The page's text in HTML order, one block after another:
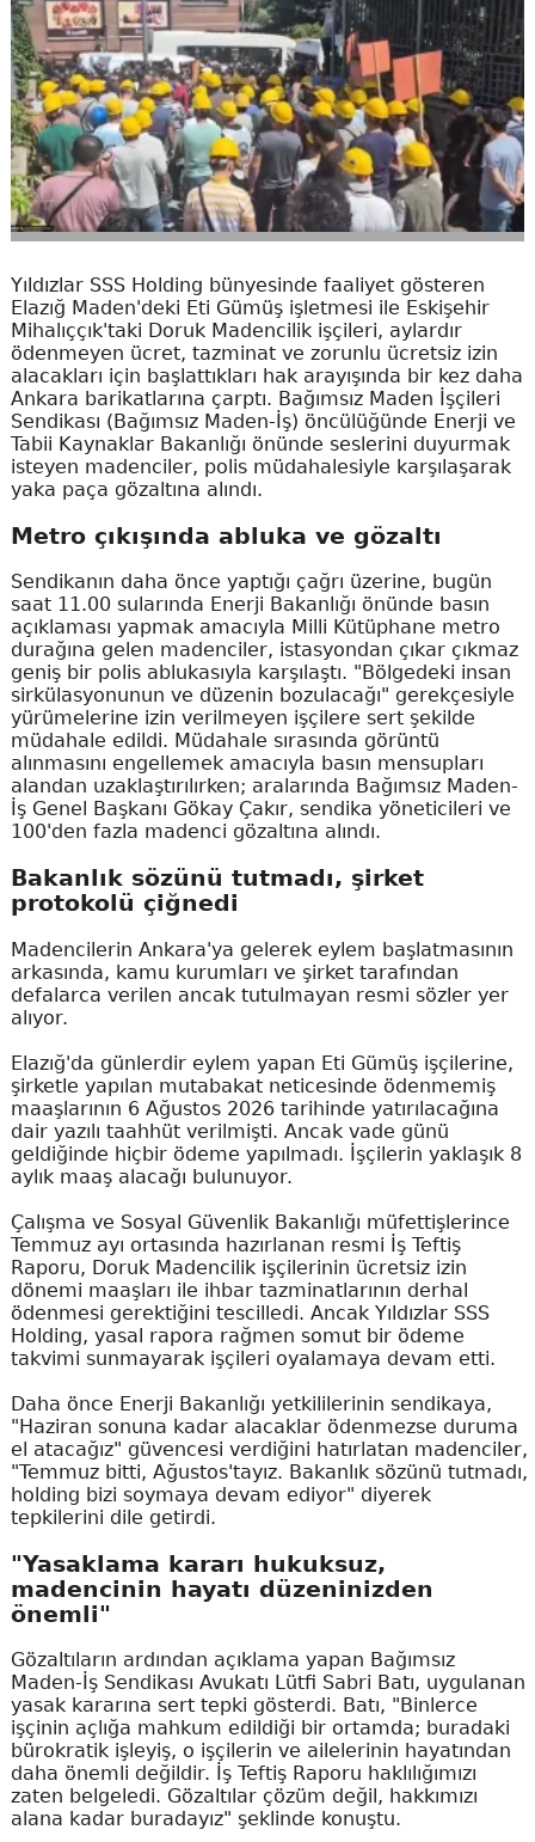
Yıldızlar SSS Holding bünyesinde faaliyet gösteren
Elazığ Maden'deki Eti Gümüş işletmesi ile Eskişehir
Mihalıççık'taki Doruk Madencilik işçileri, aylardır
ödenmeyen ücret, tazminat ve zorunlu ücretsiz izin
alacakları için başlattıkları hak arayışında bir kez daha
Ankara barikatlarına çarptı. Bağımsız Maden İşçileri
Sendikası (Bağımsız Maden-İş) öncülüğünde Enerji ve
Tabii Kaynaklar Bakanlığı önünde seslerini duyurmak
isteyen madenciler, polis müdahalesiyle karşılaşarak
yaka paça gözaltına alındı.
Metro çıkışında abluka ve gözaltı
Sendikanın daha önce yaptığı çağrı üzerine, bugün
saat 11.00 sularında Enerji Bakanlığı önünde basın
açıklaması yapmak amacıyla Milli Kütüphane metro
durağına gelen madenciler, istasyondan çıkar çıkmaz
geniş bir polis ablukasıyla karşılaştı. "Bölgedeki insan
sirkülasyonunun ve düzenin bozulacağı" gerekçesiyle
yürümelerine izin verilmeyen işçilere sert şekilde
müdahale edildi. Müdahale sırasında görüntü
alınmasını engellemek amacıyla basın mensupları
alandan uzaklaştırılırken; aralarında Bağımsız Maden-
İş Genel Başkanı Gökay Çakır, sendika yöneticileri ve
100'den fazla madenci gözaltına alındı.
Bakanlık sözünü tutmadı, şirket
protokolü çiğnedi
Madencilerin Ankara'ya gelerek eylem başlatmasının
arkasında, kamu kurumları ve şirket tarafından
defalarca verilen ancak tutulmayan resmi sözler yer
alıyor.
Elazığ'da günlerdir eylem yapan Eti Gümüş işçilerine,
şirketle yapılan mutabakat neticesinde ödenmemiş
maaşlarının 6 Ağustos 2026 tarihinde yatırılacağına
dair yazılı taahhüt verilmişti. Ancak vade günü
geldiğinde hiçbir ödeme yapılmadı. İşçilerin yaklaşık 8
aylık maaş alacağı bulunuyor.
Çalışma ve Sosyal Güvenlik Bakanlığı müfettişlerince
Temmuz ayı ortasında hazırlanan resmi İş Teftiş
Raporu, Doruk Madencilik işçilerinin ücretsiz izin
dönemi maaşları ile ihbar tazminatlarının derhal
ödenmesi gerektiğini tescilledi. Ancak Yıldızlar SSS
Holding, yasal rapora rağmen somut bir ödeme
takvimi sunmayarak işçileri oyalamaya devam etti.
Daha önce Enerji Bakanlığı yetkililerinin sendikaya,
"Haziran sonuna kadar alacaklar ödenmezse duruma
el atacağız" güvencesi verdiğini hatırlatan madenciler,
"Temmuz bitti, Ağustos'tayız. Bakanlık sözünü tutmadı,
holding bizi soymaya devam ediyor" diyerek
tepkilerini dile getirdi.
"Yasaklama kararı hukuksuz,
madencinin hayatı düzeninizden
önemli"
Gözaltıların ardından açıklama yapan Bağımsız
Maden-İş Sendikası Avukatı Lütfi Sabri Batı, uygulanan
yasak kararına sert tepki gösterdi. Batı, "Binlerce
işçinin açlığa mahkum edildiği bir ortamda; buradaki
bürokratik işleyiş, o işçilerin ve ailelerinin hayatından
daha önemli değildir. İş Teftiş Raporu haklılığımızı
zaten belgeledi. Gözaltılar çözüm değil, hakkımızı
alana kadar buradayız" şeklinde konuştu.